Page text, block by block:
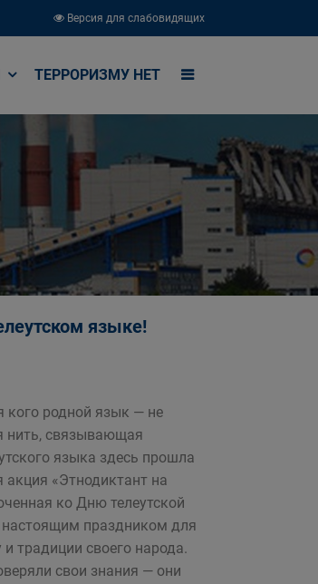
Версия для слабовидящих
ТЕРРОРИЗМУ НЕТ
языке!
кого родной язык — не
нить, связывающая
языка здесь прошла
акция «Этнодиктант на
ко Дню телеутской
настоящим праздником для
и традиции своего народа.
свои знания — они